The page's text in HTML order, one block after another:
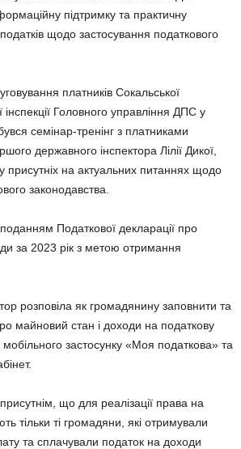
підтримку та практичну
щодо застосування податкового
платників Сокальської
інспекції Головного управління ДПС у
семінар-тренінг з платниками
державного інспектора Лілії Дикої,
присутніх на актуальних питаннях щодо
законодавства.
Податкової декларації про
за 2023 рік з метою отримання
розповіла як громадянину заповнити та
майновий стан і доходи на податкову
застосунку «Моя податкова» та
що для реалізації права на
тільки ті громадяни, які отримували
та сплачували податок на доходи